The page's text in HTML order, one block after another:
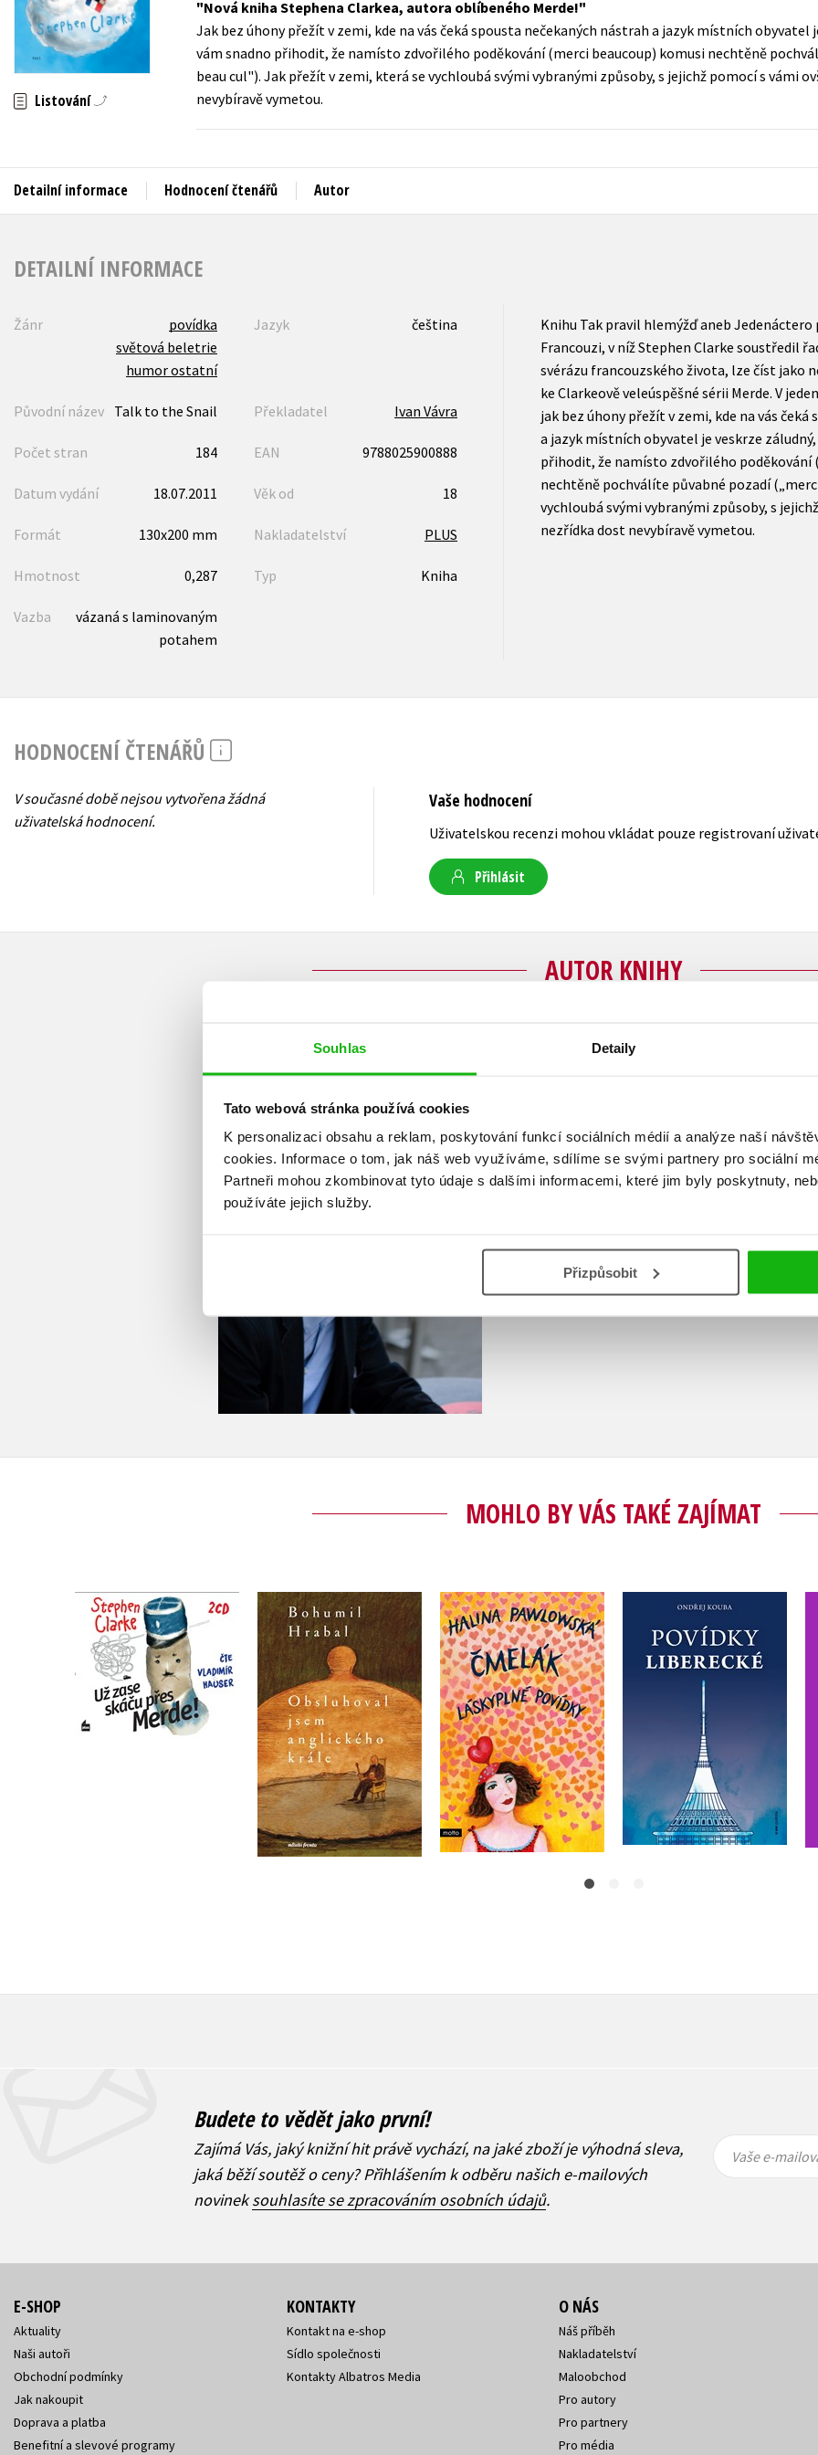
Souhlas Detaily
Tato webová stránka používá cookies
K personalizaci obsahu a reklam, poskytování funkcí sociálních médií a analýze naší
cookies. Informace o tom, jak náš web využíváme, sdílíme se svými partnery pro sociální
Partneři mohou zkombinovat tyto údaje s dalšími informacemi, které jim byly poskytnuty,
používáte jejich služby.
Přizpůsobit
Auto - moto
Beletrie pro děti
Beletrie pro dospělé
Byznys a ekonomie
Jazyky
Kalendáře
Kariéra a osobní rozvoj
Populárně - naučná pro dospělé
Populárně - naučné pro děti
Předškoláci
Young adult (SK)
Zahraniční literatura
Listování
Nová kniha Stephena Clarkea, autora oblíbeného Merde!
Jak bez úhony přežít v zemi, kde na vás čeká spousta nečekaných nástrah a jazyk místních obyvatel
vám snadno přihodit, že namísto zdvořilého poděkování (merci beaucoup) komusi nechtěně
beau cul"). Jak přežít v zemi, která se vychloubá svými vybranými způsoby, s jejichž pomocí s vámi
nevybíravě vymetou.
Detailní informace Hodnocení čtenářů Autor
DETAILNÍ INFORMACE
Žánr
povídka
světová beletrie
humor ostatní
Jazyk čeština
Původní název Talk to the Snail Překladatel Ivan Vávra
Počet stran 184 EAN 9788025900888
Datum vydání 18.07.2011 Věk od 18
Formát 130x200 mm Nakladatelství PLUS
Hmotnost 0,287 Typ Kniha
Vazba
vázaná s laminovaným
potahem
Knihu Tak pravil hlemýžď aneb
Francouzi, v níž Stephen Clarke soustředil
svérázu francouzského života, lze číst jako
ke Clarkeově veleúspěšné sérii Merde. V
jak bez úhony přežít v zemi, kde na vás
a jazyk místních obyvatel je veskrze
přihodit, že namísto zdvořilého poděkování
nechtěně pochválíte půvabné pozadí
vychloubá svými vybranými způsoby, s
nezřídka dost nevybíravě vymetou.
HODNOCENÍ ČTENÁŘŮ
V současné době nejsou vytvořena žádná
uživatelská hodnocení.
Vaše hodnocení
Uživatelskou recenzi mohou vkládat pouze registrovaní
Přihlásit
AUTOR KNIHY
Stephen Clarke
pokračování. Dále Clarke napsal mimo jiné
hlemýžď, netradičního průvodce po městě
městaa kuriózní životopis anglického krále
Zobrazit profil autora
MOHLO BY VÁS TAKÉ ZAJÍMAT
Už zase skáču přes
Merde! (audiokniha)
Stephen Clarke
Obsluhoval jsem
anglického krále
Bohumil Hrabal
Do košíku
299 Kč
239 Kč
Čmelák - Láskyplné
povídky
Halina Pawlowská
Do košíku
449 Kč
359 Kč
Povídky liberecké
Ondřej Kouba
Do košíku
499 Kč
399 Kč
Budete to vědět jako první!
Zajímá Vás, jaký knižní hit právě vychází, na jaké zboží je výhodná sleva,
jaká běží soutěž o ceny? Přihlášením k odběru našich e-mailových
novineksouhlasíte se zpracováním osobních údajů.
mailová
mailová
Vaše e-
E-SHOP
Aktuality
Naši autoři
Obchodní podmínky
Jak nakoupit
Doprava a platba
Benefitní a slevové programy
KONTAKTY
Kontakt na e-shop
Sídlo společnosti
Kontakty Albatros Media
O NÁS
Náš příběh
Nakladatelství
Maloobchod
Pro autory
Pro partnery
Pro média